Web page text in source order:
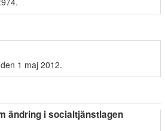
1 maj 2012.
ändring i socialtjänstlagen